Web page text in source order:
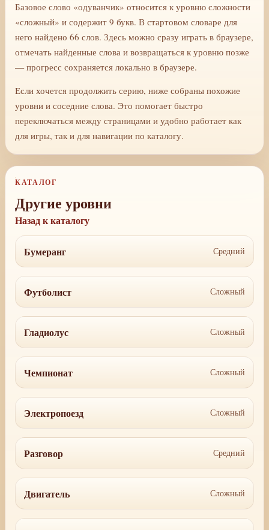
Базовое слово «одуванчик» относится к уровню сложности
«сложный» и содержит 9 букв. В стартовом словаре для
него найдено 66 слов. Здесь можно сразу играть в браузере,
отмечать найденные слова и возвращаться к уровню позже
— прогресс сохраняется локально в браузере.
Если хочется продолжить серию, ниже собраны похожие
уровни и соседние слова. Это помогает быстро
переключаться между страницами и удобно работает как
для игры, так и для навигации по каталогу.
КАТАЛОГ
Другие уровни
Назад к каталогу
Бумеранг Средний
Футболист Сложный
Гладиолус Сложный
Чемпионат Сложный
Электропоезд Сложный
Разговор Средний
Двигатель Сложный